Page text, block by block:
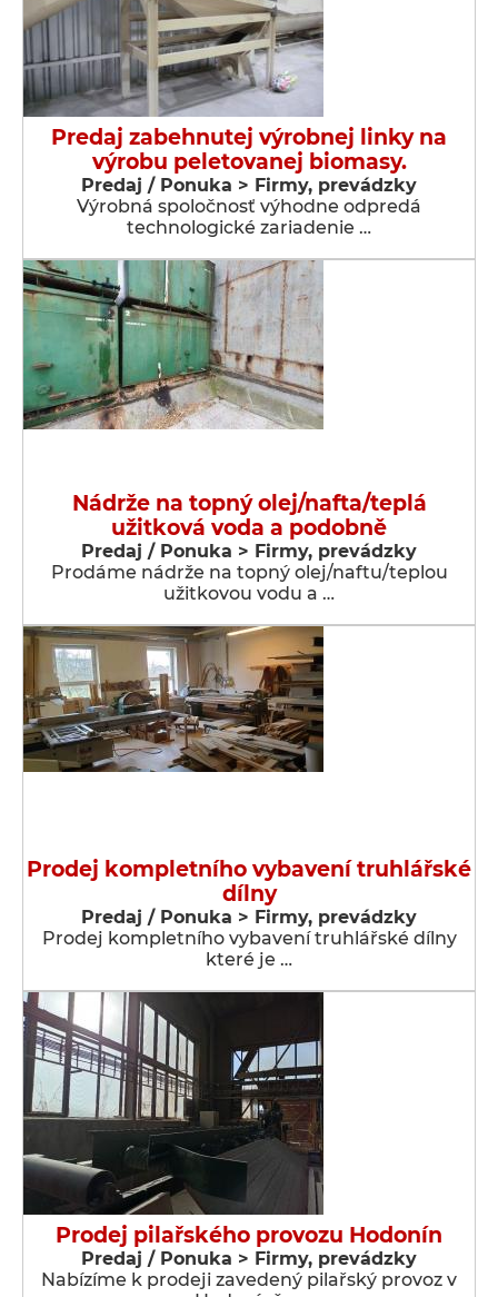
Predaj zabehnutej výrobnej linky na
výrobu peletovanej biomasy.
Predaj / Ponuka > Firmy, prevádzky
Výrobná spoločnosť výhodne odpredá
technologické zariadenie …
Nádrže na topný olej/nafta/teplá
užitková voda a podobně
Predaj / Ponuka > Firmy, prevádzky
Prodáme nádrže na topný olej/naftu/teplou
užitkovou vodu a …
Prodej kompletního vybavení truhlářské
dílny
Predaj / Ponuka > Firmy, prevádzky
Prodej kompletního vybavení truhlářské dílny
které je …
Prodej pilařského provozu Hodonín
Predaj / Ponuka > Firmy, prevádzky
Nabízíme k prodeji zavedený pilařský provoz v